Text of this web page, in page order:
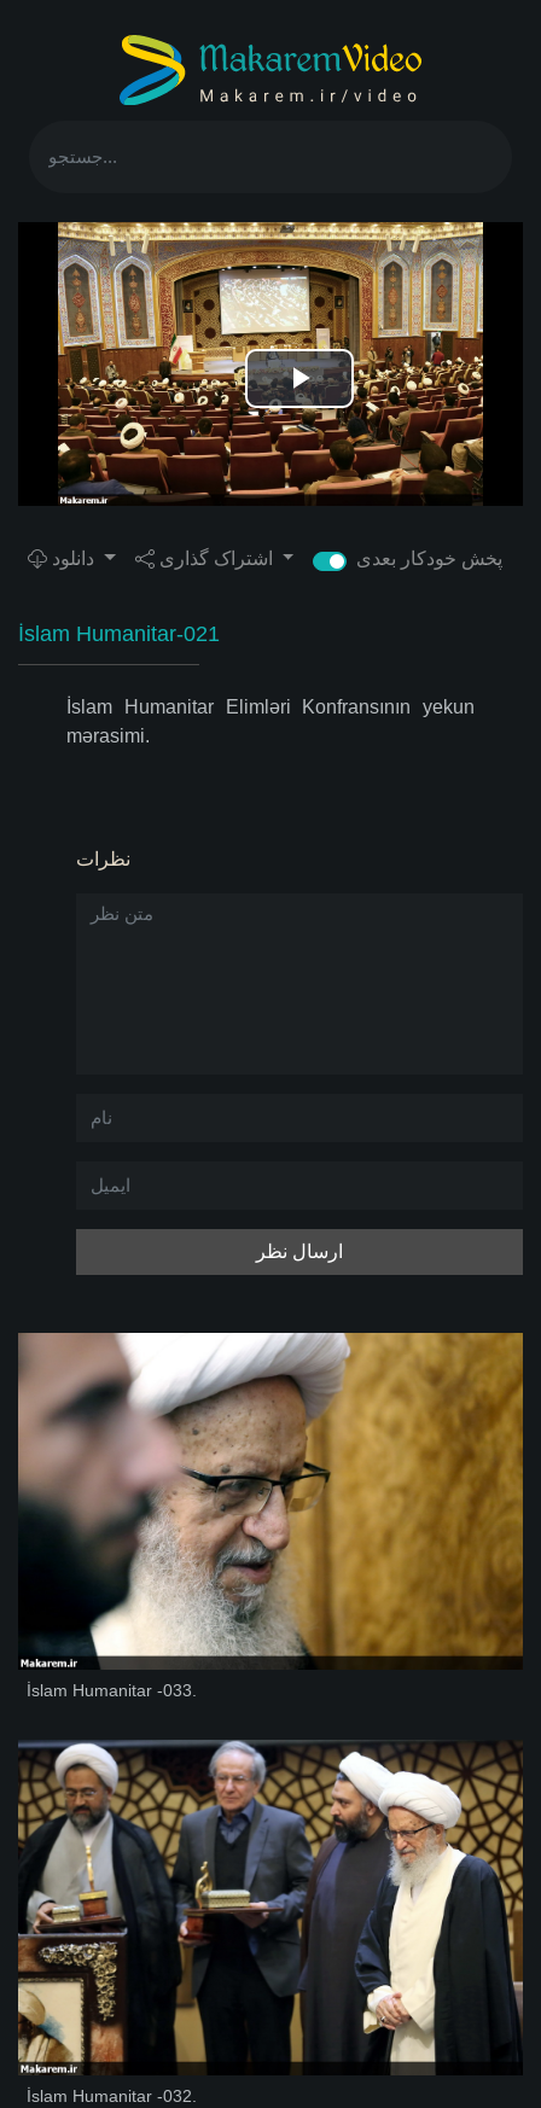
Play
Video
پخش خودکار بعدی
İslam Humanitar-021
İslam Humanitar Elimləri Konfransının yekun
mərasimi.
نظرات
ارسال نظر
İslam Humanitar -033.
İslam Humanitar -032.